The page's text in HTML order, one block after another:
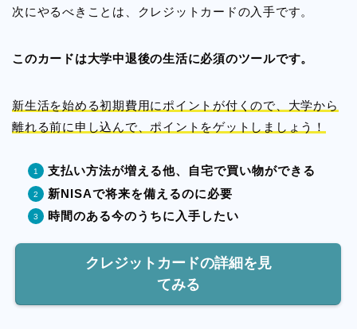
次にやるべきことは、クレジットカードの入手です。
このカードは大学中退後の生活に必須のツールです。
新生活を始める初期費用にポイントが付くので、大学から
離れる前に申し込んで、ポイントをゲットしましょう！
支払い方法が増える他、自宅で買い物ができる
新NISAで将来を備えるのに必要
時間のある今のうちに入手したい
クレジットカードの詳細を見
てみる